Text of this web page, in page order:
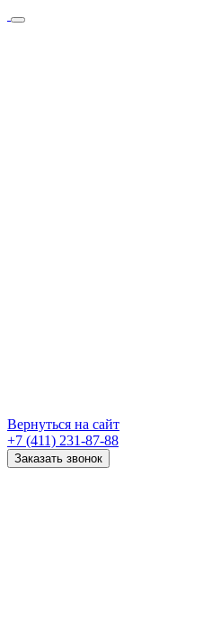
Вернуться на сайт
+7 (411) 231-87-88
Заказать звонок